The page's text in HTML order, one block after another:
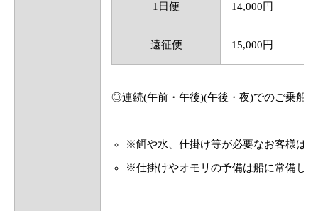
1日便 14,000円
遠征便 15,000円
◎連続(午前・午後)(午後・夜)でのご乗船
※餌や水、仕掛け等が必要なお客様は
※仕掛けやオモリの予備は船に常備し